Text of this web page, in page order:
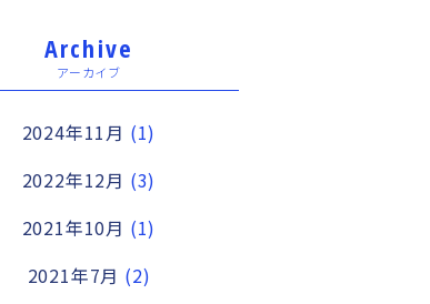
Archive
アーカイブ
2024年11月 (1)
2022年12月 (3)
2021年10月 (1)
2021年7月 (2)